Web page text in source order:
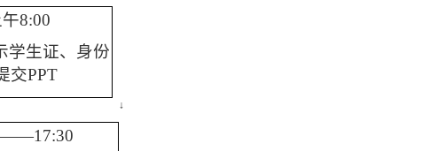
午8:00
学生证、身份
交PPT
↓
——17:30